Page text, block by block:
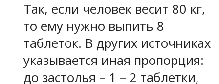
Так, если человек весит 80 кг,
то ему нужно выпить 8
таблеток. В других источниках
указывается иная пропорция:
до застолья – 1 – 2 таблетки,